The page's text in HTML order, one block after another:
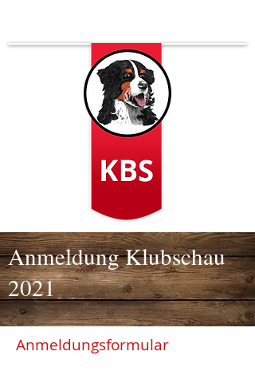
Anmeldung Klubschau
2021
Anmeldungsformular